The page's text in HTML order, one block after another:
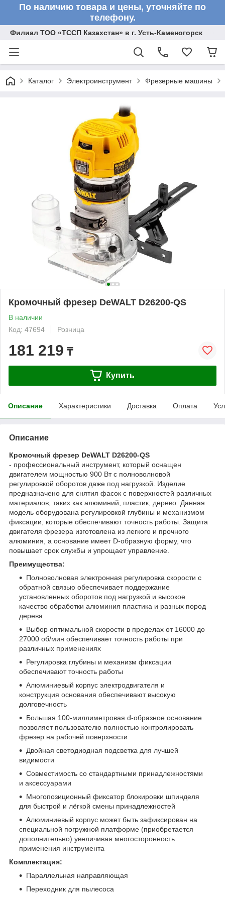
По наличию товара и цены, уточняйте по
телефону.
Филиал ТОО «ТССП Казахстан» в г. Усть-Каменогорск
Каталог Электроинструмент Фрезерные машины
Кромочный фрезер DeWALT D26200-QS
В наличии
Код: 47694
Розница
181 219 ₸
Купить
Описание Характеристики Доставка Оплата
Описание
Кромочный фрезер DeWALT D26200-QS
- профессиональный инструмент, который оснащен
двигателем мощностью 900 Вт с полноволновой
регулировкой оборотов даже под нагрузкой. Изделие
предназначено для снятия фасок с поверхностей различных
материалов, таких как алюминий, пластик, дерево. Данная
модель оборудована регулировкой глубины и механизмом
фиксации, которые обеспечивают точность работы. Защита
двигателя фрезера изготовлена из легкого и прочного
алюминия, а основание имеет D-образную форму, что
повышает срок службы и упрощает управление.
Преимущества:
Полноволновая электронная регулировка скорости с
обратной связью обеспечивает поддержание
установленных оборотов под нагрузкой и высокое
качество обработки алюминия пластика и разных пород
дерева
Выбор оптимальной скорости в пределах от 16000 до
27000 об/мин обеспечивает точность работы при
различных применениях
Регулировка глубины и механизм фиксации
обеспечивают точность работы
Алюминиевый корпус электродвигателя и
конструкция основания обеспечивают высокую
долговечность
Большая 100-миллиметровая d-образное основание
позволяет пользователю полностью контролировать
фрезер на рабочей поверхности
Двойная светодиодная подсветка для лучшей
видимости
Совместимость со стандартными принадлежностями
и аксессуарами
Многопозиционный фиксатор блокировки шпинделя
для быстрой и лёгкой смены принадлежностей
Алюминиевый корпус может быть зафиксирован на
специальной погружной платформе (приобретается
дополнительно) увеличивая многосторонность
применения инструмента
Комплектация:
Параллельная направляющая
Переходник для пылесоса